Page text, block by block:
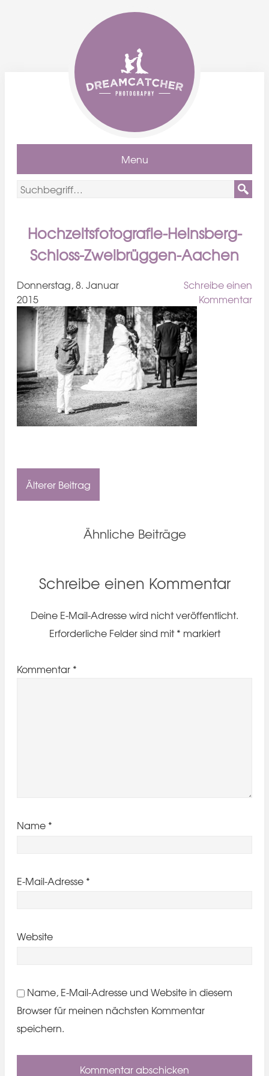
Menu
Hochzeitsfotografie-Heinsberg-
Schloss-Zweibrüggen-Aachen
Donnerstag, 8. Januar
2015
Schreibe einen
Kommentar
Älterer Beitrag
Ähnliche Beiträge
Schreibe einen Kommentar
Deine E-Mail-Adresse wird nicht veröffentlicht.
Erforderliche Felder sind mit* markiert
Kommentar *
Name *
E-Mail-Adresse *
Website
Name, E-Mail-Adresse und Website in diesem
Browser für meinen nächsten Kommentar
speichern.